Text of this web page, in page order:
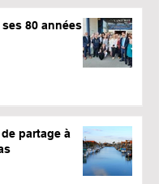
ses 80 années
partage à